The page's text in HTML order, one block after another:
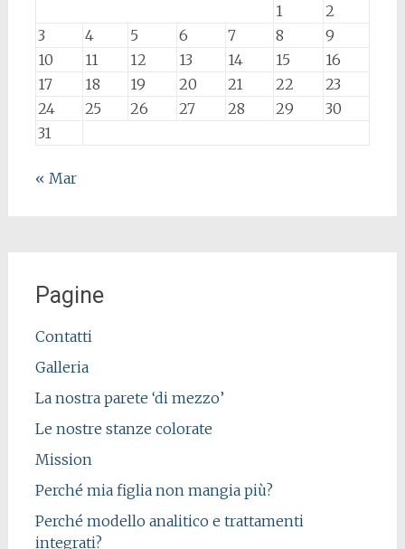
1
2
3
4 5 6 7 8
9
10
11 12 13 14 15
16
17
18 19 20 21 22
23
24
25 26 27 28 29
30
31
« Mar
Pagine
Contatti
Galleria
La nostra parete ‘di mezzo’
Le nostre stanze colorate
Mission
Perché mia figlia non mangia più?
Perché modello analitico e trattamenti
integrati?